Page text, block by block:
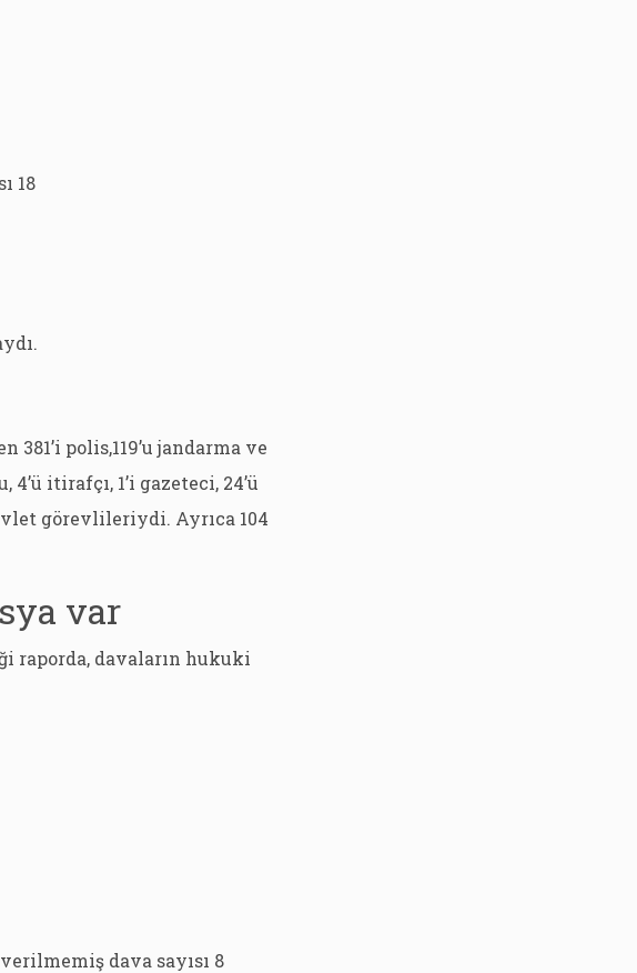
18
polis,119’u jandarma ve
itirafçı, 1’i gazeteci, 24’ü
görevlileriydi. Ayrıca 104
var
raporda, davaların hukuki
dava sayısı 8